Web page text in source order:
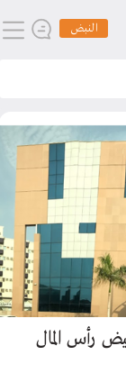
النبض
رأس المال